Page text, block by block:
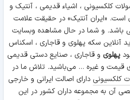
کلکسیونی ، اشیاء قدیمی ، آنتیک و
است. «ایران آنتیک» در حقیقت علامت
باشد. و شما در حال مشاهده وبسایت
آنلاین سکه پهلوی و قاجاری ، اسکناس
پهلوی و قاجاری ، صنایع دستی قدیمی
قیمت و غیره ... می‌باشید. تلاش ما در
کلکسیونی دارای اصالت ایرانی و خارجی
آن به مجموعه داران کشور در این